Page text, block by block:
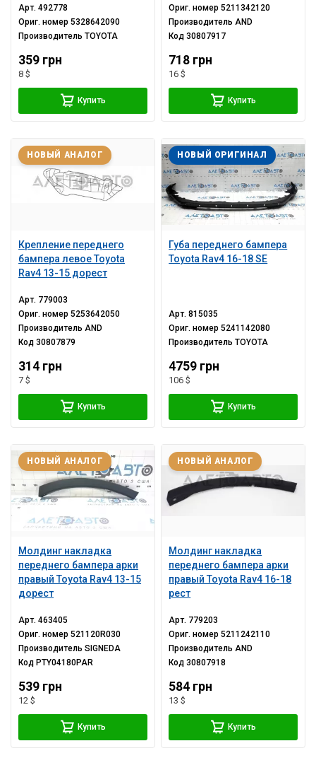
Арт.492778
Ориг. номер5328642090
ПроизводительTOYOTA
359 грн
8 $
Купить
Ориг. номер5211342120
ПроизводительAND
Код30807917
718 грн
16 $
Купить
Крепление переднего
бампера левое Toyota
Rav4 13-15 дорест
НОВЫЙ АНАЛОГ
Арт. 779003
Ориг. номер5253642050
ПроизводительAND
Код30807879
314 грн
7 $
Купить
Губа переднего бампера
Toyota Rav4 16-18 SE
НОВЫЙ ОРИГИНАЛ
Арт.815035
Ориг. номер5241142080
ПроизводительTOYOTA
4759 грн
106 $
Купить
Молдинг накладка
переднего бампера арки
правый Toyota Rav4 13-15
дорест
НОВЫЙ АНАЛОГ
Арт.463405
Ориг. номер521120R030
ПроизводительSIGNEDA
КодPTY04180PAR
539 грн
12 $
Купить
Молдинг накладка
переднего бампера арки
правый Toyota Rav4 16-18
рест
НОВЫЙ АНАЛОГ
Арт. 779203
Ориг. номер5211242110
ПроизводительAND
Код30807918
584 грн
13 $
Купить